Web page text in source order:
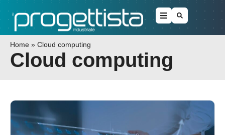
Home » Cloud computing
Cloud computing